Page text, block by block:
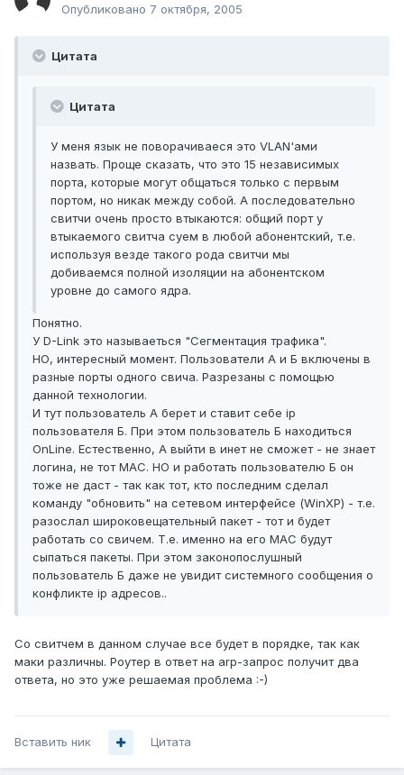
Опубликовано 7 октября, 2005
Цитата
Цитата
У меня язык не поворачиваеся это VLAN'ами
назвать. Проще сказать, что это 15 независимых
порта, которые могут общаться только с первым
портом, но никак между собой. А последовательно
свитчи очень просто втыкаются: общий порт у
втыкаемого свитча суем в любой абонентский, т.е.
используя везде такого рода свитчи мы
добиваемся полной изоляции на абонентском
уровне до самого ядра.
Понятно.
У D-Link это называеться "Сегментация трафика".
НО, интересный момент. Пользователи А и Б включены в
разные порты одного свича. Разрезаны с помощью
данной технологии.
И тут пользователь А берет и ставит себе ip
пользователя Б. При этом пользователь Б находиться
OnLine. Естественно, А выйти в инет не сможет - не знает
логина, не тот МАС. НО и работать пользователю Б он
тоже не даст - так как тот, кто последним сделал
команду "обновить" на сетевом интерфейсе (WinXP) - т.е.
разослал широковещательный пакет - тот и будет
работать со свичем. Т.е. именно на его MAC будут
сыпаться пакеты. При этом законопослушный
пользователь Б даже не увидит системного сообщения о
конфликте ip адресов..
Со свитчем в данном случае все будет в порядке, так как
маки различны. Роутер в ответ на arp-запрос получит два
ответа, но это уже решаемая проблема :-)
Вставить ник Цитата